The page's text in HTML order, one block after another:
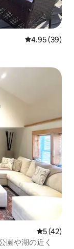
レビュー39
4.95 (39)
レビュー
5 (42)
園や湖の近く